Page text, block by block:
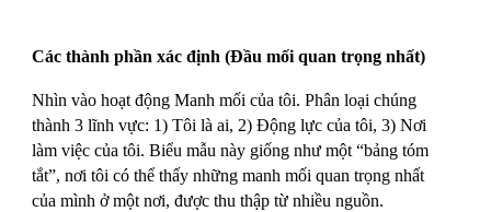
Các thành phần xác định (Đầu mối quan trọng nhất)
Nhìn vào hoạt động Manh mối của tôi. Phân loại chúng
thành 3 lĩnh vực: 1) Tôi là ai, 2) Động lực của tôi, 3) Nơi
làm việc của tôi. Biểu mẫu này giống như một “bảng tóm
tắt”, nơi tôi có thể thấy những manh mối quan trọng nhất
của mình ở một nơi, được thu thập từ nhiều nguồn.